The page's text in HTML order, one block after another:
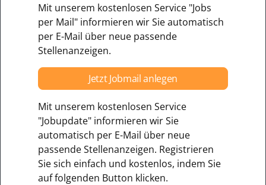
Mit unserem kostenlosen Service "Jobs
per Mail" informieren wir Sie automatisch
per E-Mail über neue passende
Stellenanzeigen.
Jetzt Jobmail anlegen
Mit unserem kostenlosen Service
"Jobupdate" informieren wir Sie
automatisch per E-Mail über neue
passende Stellenanzeigen. Registrieren
Sie sich einfach und kostenlos, indem Sie
auf folgenden Button klicken.